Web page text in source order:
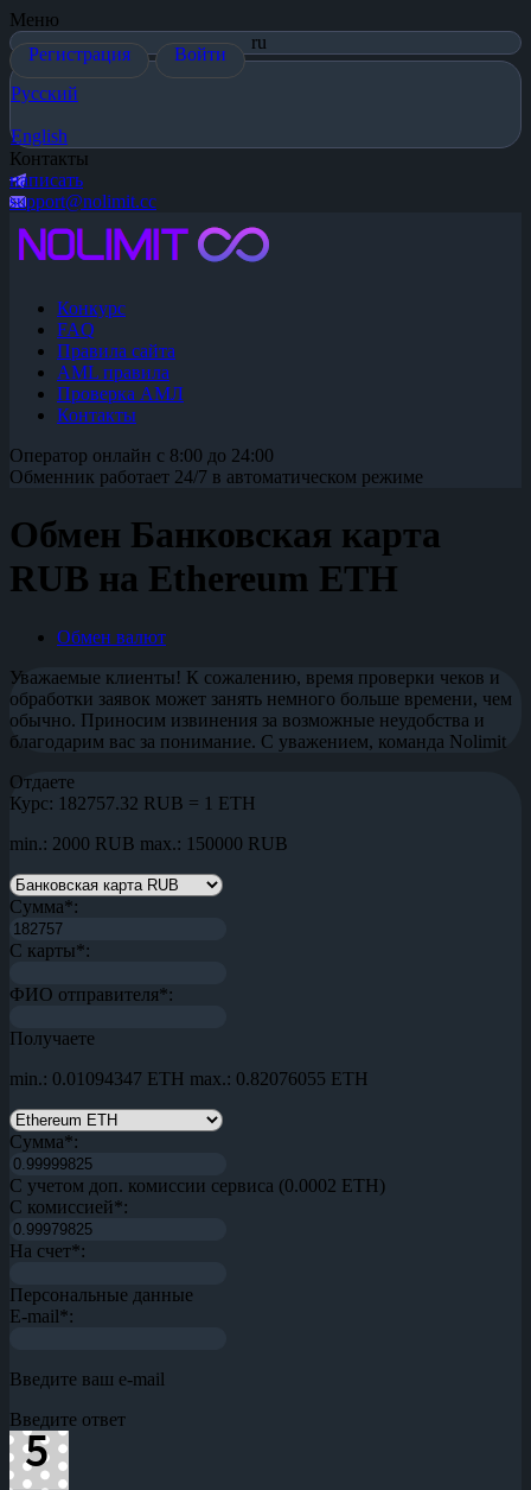
Меню
Регистрация
Войти
ru
Русский
English
Контакты
написать
support@nolimit.cc
Конкурс
FAQ
Правила сайта
AML правила
Проверка АМЛ
Контакты
Оператор онлайн с 8:00 до 24:00
Обменник работает 24/7 в автоматическом режиме
Обмен Банковская карта
RUB на Ethereum ETH
Обмен валют
Уважаемые клиенты! К сожалению, время проверки чеков и
обработки заявок может занять немного больше времени, чем
обычно. Приносим извинения за возможные неудобства и
благодарим вас за понимание. С уважением, команда Nolimit
Отдаете
Курс: 182757.32 RUB = 1 ETH
min.: 2000 RUB max.: 150000 RUB
Сумма*:
С карты*:
ФИО отправителя*:
Получаете
min.: 0.01094347 ETH max.: 0.82076055 ETH
Сумма*:
С учетом доп. комиссии сервиса (0.0002 ETH)
С комиссией*:
На счет*:
Персональные данные
E-mail*:
Введите ваш e-mail
Введите ответ